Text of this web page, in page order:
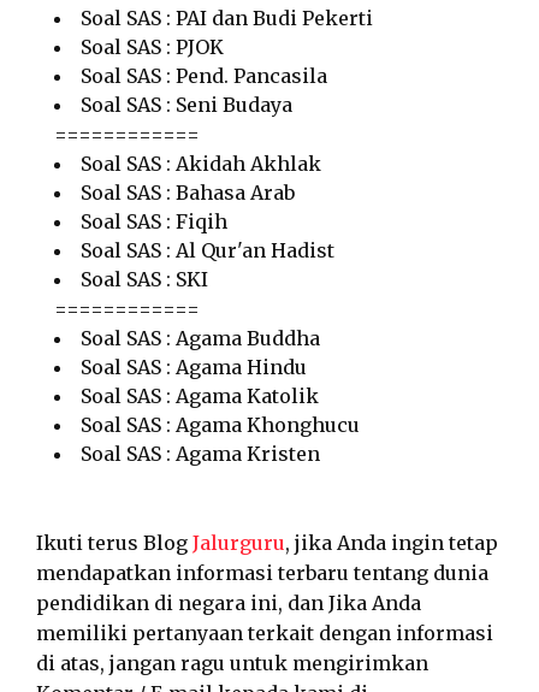
Soal SAS : PAI dan Budi Pekerti
Soal SAS : PJOK
Soal SAS : Pend. Pancasila
Soal SAS : Seni Budaya
============
Soal SAS : Akidah Akhlak
Soal SAS : Bahasa Arab
Soal SAS : Fiqih
Soal SAS : Al Qur'an Hadist
Soal SAS : SKI
============
Soal SAS : Agama Buddha
Soal SAS : Agama Hindu
Soal SAS : Agama Katolik
Soal SAS : Agama Khonghucu
Soal SAS : Agama Kristen
Ikuti terus Blog Jalurguru, jika Anda ingin tetap
mendapatkan informasi terbaru tentang dunia
pendidikan di negara ini, dan Jika Anda
memiliki pertanyaan terkait dengan informasi
di atas, jangan ragu untuk mengirimkan